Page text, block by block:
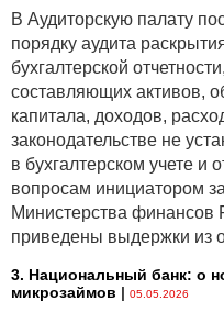
В Аудиторскую палату
порядку аудита
бухгалтерской
составляющих активов,
капитала, доходов,
законодательстве не
в бухгалтерском учете и
вопросам инициатором
Министерства финансов
приведены выдержки из
3. Национальный банк: о
микрозаймов | 05.05.2026